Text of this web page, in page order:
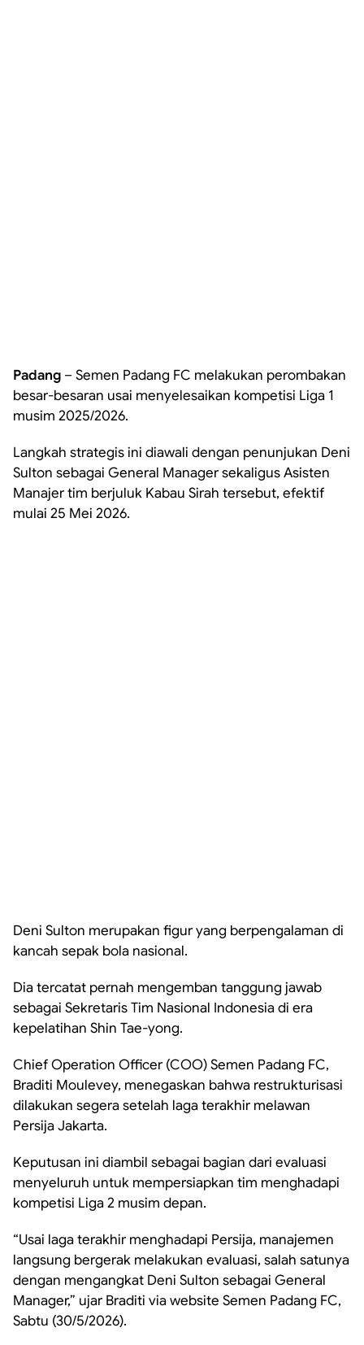
Padang – Semen Padang FC melakukan perombakan
besar-besaran usai menyelesaikan kompetisi Liga 1
musim 2025/2026.
Langkah strategis ini diawali dengan penunjukan Deni
Sulton sebagai General Manager sekaligus Asisten
Manajer tim berjuluk Kabau Sirah tersebut, efektif
mulai 25 Mei 2026.
Deni Sulton merupakan figur yang berpengalaman di
kancah sepak bola nasional.
Dia tercatat pernah mengemban tanggung jawab
sebagai Sekretaris Tim Nasional Indonesia di era
kepelatihan Shin Tae-yong.
Chief Operation Officer (COO) Semen Padang FC,
Braditi Moulevey, menegaskan bahwa restrukturisasi
dilakukan segera setelah laga terakhir melawan
Persija Jakarta.
Keputusan ini diambil sebagai bagian dari evaluasi
menyeluruh untuk mempersiapkan tim menghadapi
kompetisi Liga 2 musim depan.
“Usai laga terakhir menghadapi Persija, manajemen
langsung bergerak melakukan evaluasi, salah satunya
dengan mengangkat Deni Sulton sebagai General
Manager,” ujar Braditi via website Semen Padang FC,
Sabtu (30/5/2026).